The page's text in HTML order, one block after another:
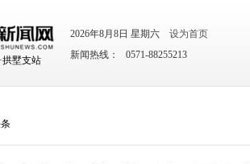
拱墅支站
2026年8月8日 星期六
设为首页
新闻热线： 0571-88255213